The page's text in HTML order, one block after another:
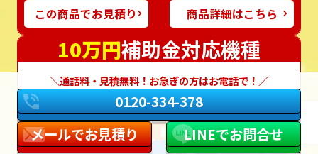
この商品でお見積り 商品詳細はこちら
10万円補助金対応機種
日立 エコキュート
給湯専用
370L
角型
一般地
通話料・見積無料！お急ぎの方はお電話で！
0120-334-378
メールでお見積り
LINEでお問合せ